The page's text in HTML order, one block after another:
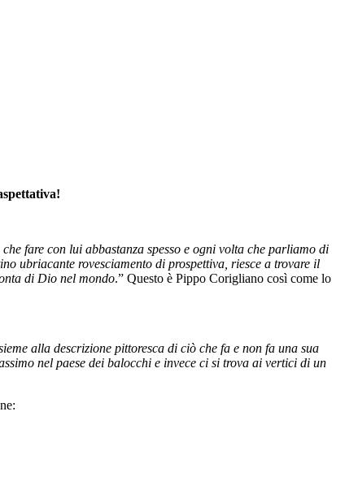
fare con lui abbastanza spesso e ogni volta che parliamo di
ubriacante rovesciamento di prospettiva, riesce a trovare il
di Dio nel mondo.” Questo è Pippo Corigliano così come lo
alla descrizione pittoresca di ciò che fa e non fa una sua
nel paese dei balocchi e invece ci si trova ai vertici di un